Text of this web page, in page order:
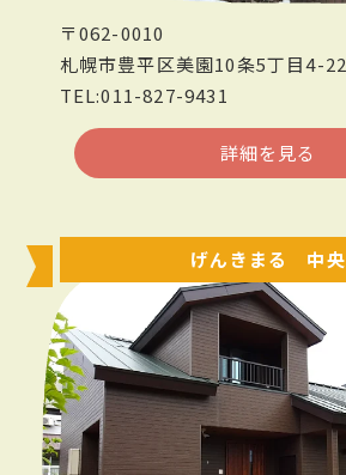
〒062-0010
札幌市豊平区美園10条5丁目4-22
TEL:011-827-9431
詳細を見る
げんきまる 中央